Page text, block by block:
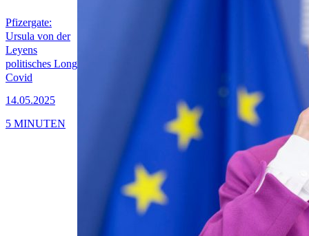
Pfizergate:
Ursula von der
Leyens
politisches Long
Covid
14.05.2025
5 MINUTEN